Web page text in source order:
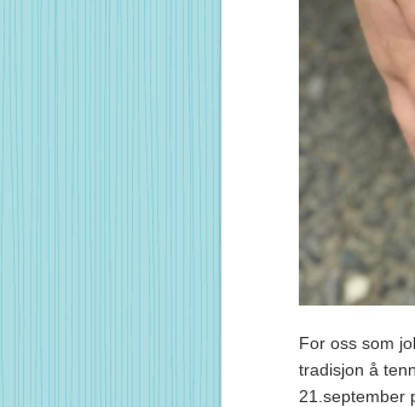
For oss som
tradisjon å
21.september